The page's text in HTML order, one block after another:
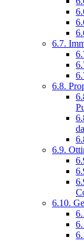
6.7.
6.8.
6.9.
6.10.